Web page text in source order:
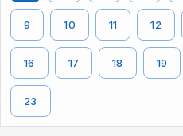
9 10 11 12
16 17 18 19
23